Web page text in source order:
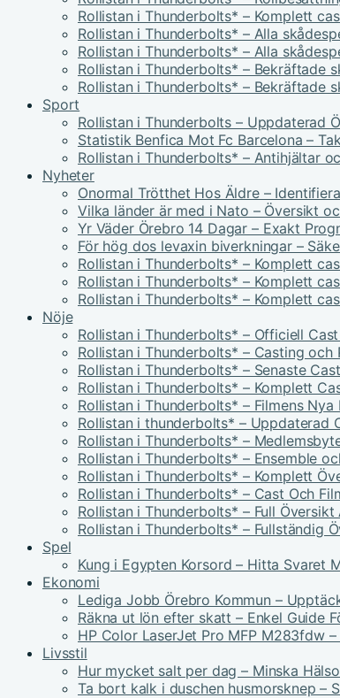
Rollistan i Thunderbolts* – Komplett
Rollistan i Thunderbolts* – Alla
Rollistan i Thunderbolts* – Alla
Rollistan i Thunderbolts* – Bekräftade
Rollistan i Thunderbolts* – Bekräftade
Sport
Rollistan i Thunderbolts – Uppdaterad
Statistik Benfica Mot Fc Barcelona –
Rollistan i Thunderbolts* – Antihjältar
Nyheter
Onormal Trötthet Hos Äldre –
Vilka länder är med i Nato – Översikt
Yr Väder Örebro 14 Dagar – Exakt
För hög dos levaxin biverkningar –
Rollistan i Thunderbolts* – Komplett
Rollistan i Thunderbolts* – Komplett
Rollistan i Thunderbolts* – Komplett
Nöje
Rollistan i Thunderbolts* – Officiell
Rollistan i Thunderbolts* – Casting och
Rollistan i Thunderbolts* – Senaste
Rollistan i Thunderbolts* – Komplett
Rollistan i Thunderbolts* – Filmens Nya
Rollistan i thunderbolts* – Uppdaterad
Rollistan i Thunderbolts* –
Rollistan i Thunderbolts* – Ensemble
Rollistan i Thunderbolts* – Komplett
Rollistan i Thunderbolts* – Cast Och
Rollistan i Thunderbolts* – Full Översikt
Rollistan i Thunderbolts* – Fullständig
Spel
Kung i Egypten Korsord – Hitta Svaret
Ekonomi
Lediga Jobb Örebro Kommun –
Räkna ut lön efter skatt – Enkel Guide
HP Color LaserJet Pro MFP M283fdw
Livsstil
Hur mycket salt per dag – Minska
Ta bort kalk i duschen husmorsknep –